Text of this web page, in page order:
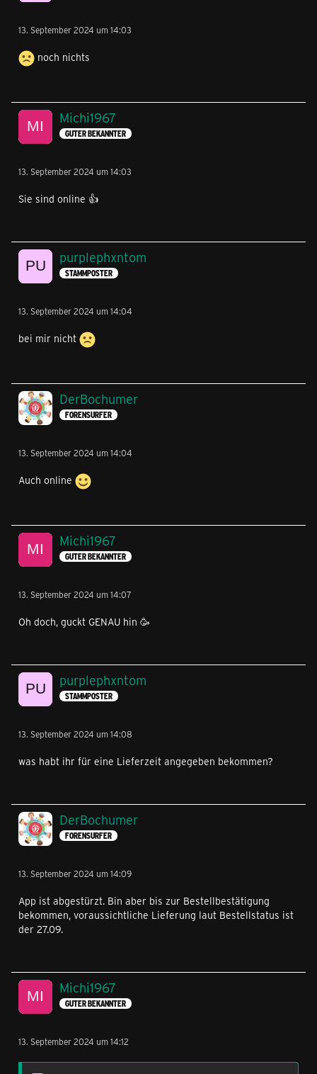
13. September 2024 um 14:03
noch nichts
Michi1967
GUTER BEKANNTER
13. September 2024 um 14:03
Sie sind online 👍
purplephxntom
STAMMPOSTER
13. September 2024 um 14:04
bei mir nicht
DerBochumer
FORENSURFER
13. September 2024 um 14:04
Auch online
Michi1967
GUTER BEKANNTER
13. September 2024 um 14:07
Oh doch, guckt GENAU hin 🥳
purplephxntom
STAMMPOSTER
13. September 2024 um 14:08
was habt ihr für eine Lieferzeit angegeben bekommen?
DerBochumer
FORENSURFER
13. September 2024 um 14:09
App ist abgestürzt. Bin aber bis zur Bestellbestätigung
bekommen, voraussichtliche Lieferung laut Bestellstatus ist
der 27.09.
Michi1967
GUTER BEKANNTER
13. September 2024 um 14:12